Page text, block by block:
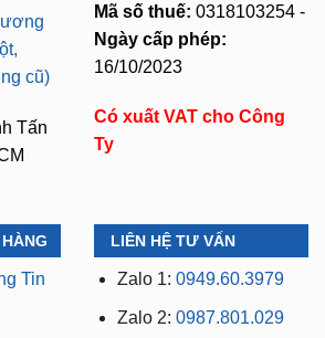
cũ)
Tấn
Mã số thuế: 0318103254 -
Ngày cấp phép:
16/10/2023
Có xuất VAT cho Công
Ty
Tin
LIÊN HỆ TƯ VẤN
Zalo 1: 0949.60.3979
Zalo 2: 0987.801.029